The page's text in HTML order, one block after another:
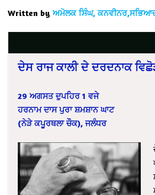
Written by ਅਮੋਲਕ ਸਿੰਘ,
ਦੇਸ ਰਾਜ ਕਾਲੀ ਦੇ ਦਰਦਨਾਕ
29 ਅਗਸਤ ਦੁਪਹਿਰ 1 ਵਜੇ
ਹਰਨਾਮ ਦਾਸ ਪੁਰਾ ਸ਼ਮਸ਼ਾਨ ਘਾਟ
(ਨੇੜੇ ਕਪੂਰਥਲਾ ਚੌਕ), ਜਲੰਧਰ